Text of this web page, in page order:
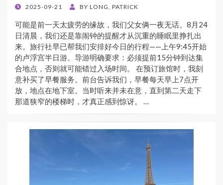
POSTED
2025-09-21 BY LONG, PATRICK
可能是前一天太疲劳的缘故，我们父女俩一夜无话。8月24
日清晨，我们还是靠闹钟的提醒才从沉重的睡眠里挣扎出
来。旅行社早已帮我们安排好今日的行程——上午9:45开始
的卢浮宫半日游。导游明确要求：必须提前15分钟到达集
合地点，否则就可能错过入场时间。 在预订旅馆时，我刻
意补买了早餐服务。前台告诉我们，早餐每天早上7点开
放，地点在地下室。当时听来并未在意，直到第二天走下
那道狭窄的楼梯时，才真正感到惊讶。 …